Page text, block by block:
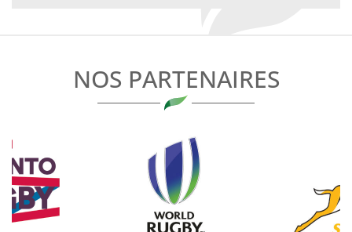
NOS PARTENAIRES